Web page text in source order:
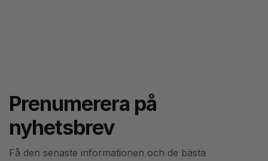
Prenumerera på
nyhetsbrev
Få den senaste informationen och de bästa